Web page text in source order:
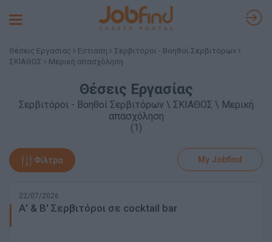
Toggle
Θέσεις Εργασίας Εστίαση
Σερβιτόροι - Βοηθοί Σερβιτόρων
ΣΚΙΑΘΟΣ
Μερική απασχόληση
Θέσεις Εργασίας
Σερβιτόροι - Βοηθοί Σερβιτόρων \ ΣΚΙΑΘΟΣ \ Μερική
απασχόληση
(1)
Φίλτρα My Jobfind
22/07/2026
Α' & Β' Σερβιτόροι σε cocktail bar